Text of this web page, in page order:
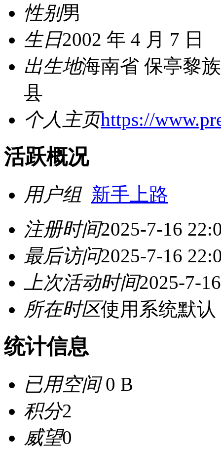
性别男
生日2002 年 4 月 7 日
出生地海南省 保亭黎
县
个人主页https://
活跃概况
用户组 新手上路
注册时间2025-7-16
最后访问2025-7-16
上次活动时间2025-7-
所在时区使用系统默认
统计信息
已用空间0 B
积分2
威望0